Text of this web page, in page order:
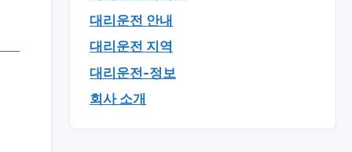
대리운전 안내
대리운전 지역
대리운전-정보
회사 소개